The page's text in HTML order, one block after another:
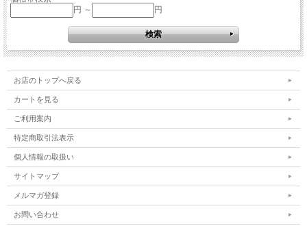
円 ～
円
お店のトップへ戻る
カートを見る
ご利用案内
特定商取引法表示
個人情報の取扱い
サイトマップ
メルマガ登録
お問い合わせ